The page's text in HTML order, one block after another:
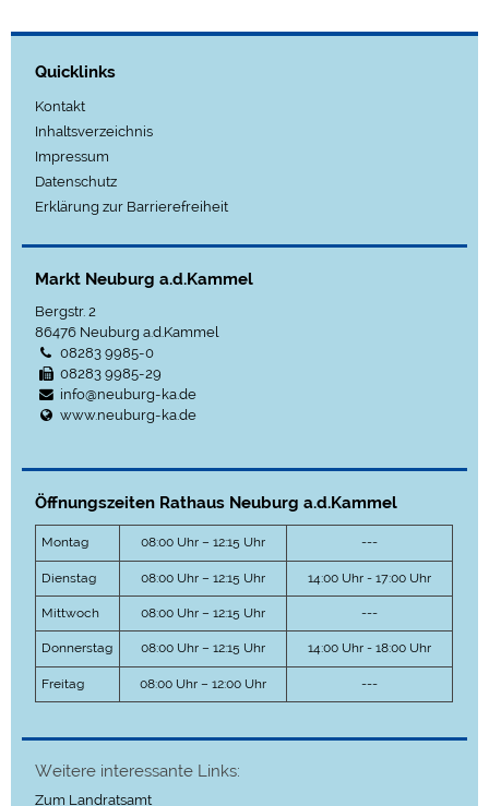
Quicklinks
Kontakt
Inhaltsverzeichnis
Impressum
Datenschutz
Erklärung zur Barrierefreiheit
Markt Neuburg a.d.Kammel
Bergstr. 2
86476 Neuburg a.d.Kammel
08283 9985-0
08283 9985-29
info@neuburg-ka.de
www.neuburg-ka.de
Öffnungszeiten Rathaus Neuburg a.d.Kammel
Montag 08:00 Uhr – 12:15 Uhr ---
Dienstag 08:00 Uhr – 12:15 Uhr 14:00 Uhr - 17:00 Uhr
Mittwoch 08:00 Uhr – 12:15 Uhr ---
Donnerstag 08:00 Uhr – 12:15 Uhr 14:00 Uhr - 18:00 Uhr
Freitag 08:00 Uhr – 12:00 Uhr ---
Weitere interessante Links:
Zum Landratsamt